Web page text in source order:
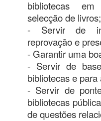
bibliotecas
selecção de livros;
- Servir de
reprovação e
- Garantir uma
- Servir de
bibliotecas e
- Servir de
bibliotecas
de questões